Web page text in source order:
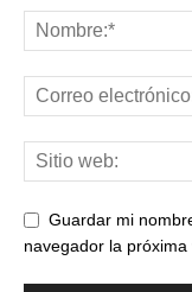
Guardar mi
navegador la próxima